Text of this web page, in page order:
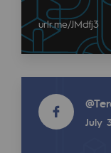
Energiz
Regional
Read more
@
urlr.me/JMdfj3
@
July